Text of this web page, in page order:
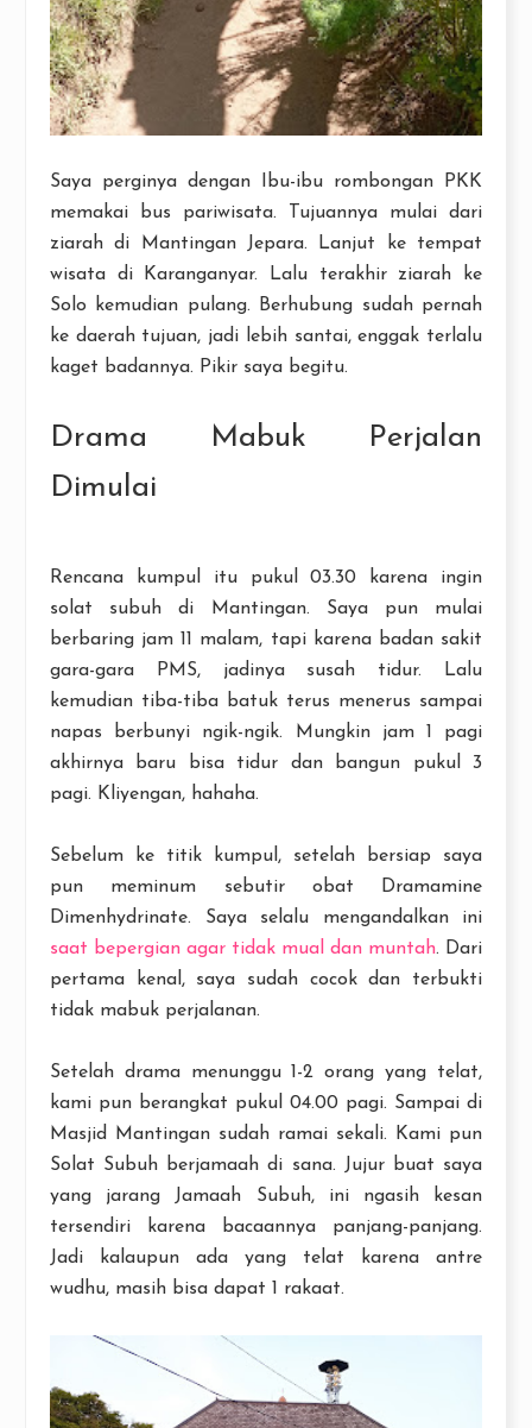
Saya perginya dengan Ibu-ibu rombongan PKK
memakai bus pariwisata. Tujuannya mulai dari
ziarah di Mantingan Jepara. Lanjut ke tempat
wisata di Karanganyar. Lalu terakhir ziarah ke
Solo kemudian pulang. Berhubung sudah pernah
ke daerah tujuan, jadi lebih santai, enggak terlalu
kaget badannya. Pikir saya begitu.
Drama Mabuk Perjalan
Dimulai
Rencana kumpul itu pukul 03.30 karena ingin
solat subuh di Mantingan. Saya pun mulai
berbaring jam 11 malam, tapi karena badan sakit
gara-gara PMS, jadinya susah tidur. Lalu
kemudian tiba-tiba batuk terus menerus sampai
napas berbunyi ngik-ngik. Mungkin jam 1 pagi
akhirnya baru bisa tidur dan bangun pukul 3
pagi. Kliyengan, hahaha.
Sebelum ke titik kumpul, setelah bersiap saya
pun meminum sebutir obat Dramamine
Dimenhydrinate. Saya selalu mengandalkan ini
saat bepergian agar tidak mual dan muntah. Dari
pertama kenal, saya sudah cocok dan terbukti
tidak mabuk perjalanan.
Setelah drama menunggu 1-2 orang yang telat,
kami pun berangkat pukul 04.00 pagi. Sampai di
Masjid Mantingan sudah ramai sekali. Kami pun
Solat Subuh berjamaah di sana. Jujur buat saya
yang jarang Jamaah Subuh, ini ngasih kesan
tersendiri karena bacaannya panjang-panjang.
Jadi kalaupun ada yang telat karena antre
wudhu, masih bisa dapat 1 rakaat.